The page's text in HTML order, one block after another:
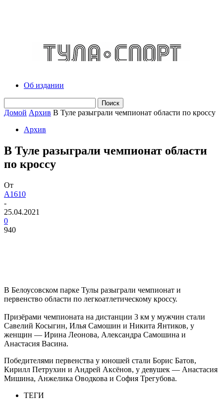
Об издании
Домой Архив В Туле разыграли чемпионат области по кроссу
Архив
В Туле разыграли чемпионат области
по кроссу
От
A1610
-
25.04.2021
0
940
В Белоусовском парке Тулы разыграли чемпионат и
первенство области по легкоатлетическому кроссу.
Призёрами чемпионата на дистанции 3 км у мужчин стали
Савелий Косыгин, Илья Самошин и Никита Янтиков, у
женщин — Ирина Леонова, Александра Самошина и
Анастасия Васина.
Победителями первенства у юношей стали Борис Батов,
Кирилл Петрухин и Андрей Аксёнов, у девушек — Анастасия
Мишина, Анжелика Оводкова и София Трегубова.
ТЕГИ